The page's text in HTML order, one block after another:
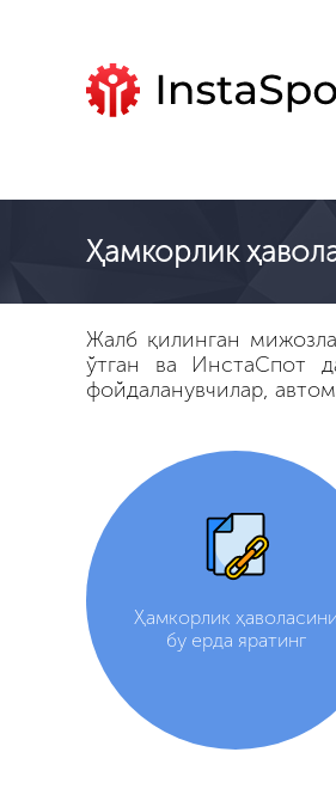
Ҳамкорлик
Жалб қилинган
ўтган ва ИнстаСпот
фойдаланувчилар,
Ҳамкорлик ҳаволасини
бу ерда яратинг